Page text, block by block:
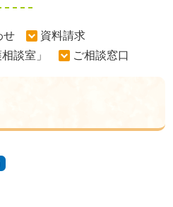
せ
資料請求
談室」
ご相談窓口